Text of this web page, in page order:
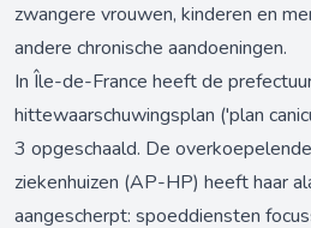
zwangere vrouwen, kinderen en
andere chronische aandoeningen.
In Île-de-France heeft de
hittewaarschuwingsplan ('plan
3 opgeschaald. De
ziekenhuizen (AP-HP) heeft haar
aangescherpt: spoeddiensten